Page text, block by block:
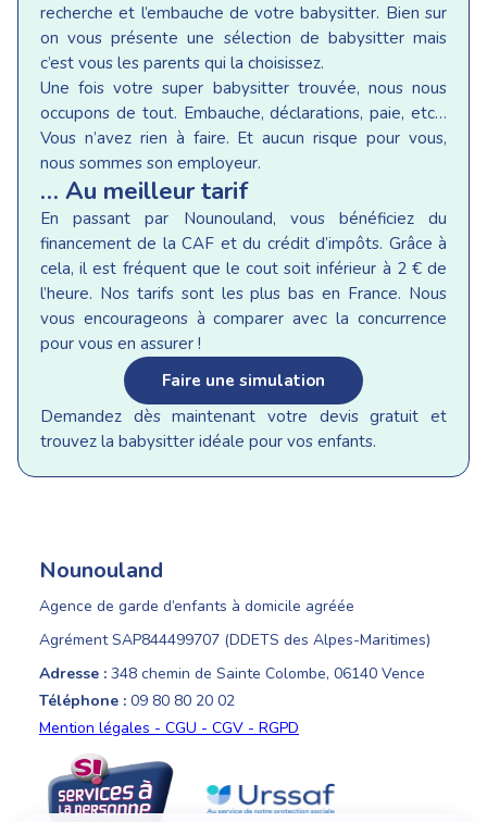
recherche et l’embauche de votre babysitter. Bien sur
on vous présente une sélection de babysitter mais
c’est vous les parents qui la choisissez.
Une fois votre super babysitter trouvée, nous nous
occupons de tout. Embauche, déclarations, paie, etc…
Vous n’avez rien à faire. Et aucun risque pour vous,
nous sommes son employeur.
… Au meilleur tarif
En passant par Nounouland, vous bénéficiez du
financement de la CAF et du crédit d’impôts. Grâce à
cela, il est fréquent que le cout soit inférieur à 2 € de
l’heure. Nos tarifs sont les plus bas en France. Nous
vous encourageons à comparer avec la concurrence
pour vous en assurer !
Faire une simulation
Demandez dès maintenant votre devis gratuit et
trouvez la babysitter idéale pour vos enfants.
Nounouland
Agence de garde d’enfants à domicile agréée
Agrément SAP844499707 (DDETS des Alpes-Maritimes)
Adresse : 348 chemin de Sainte Colombe, 06140 Vence
Téléphone : 09 80 80 20 02
Mention légales - CGU - CGV - RGPD